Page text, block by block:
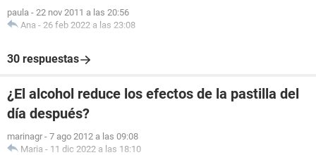
paula - 22 nov 2011 a las 20:56
Ana - 26 feb 2022 a las 23:08
30 respuestas
¿El alcohol reduce los efectos de la pastilla del
día después?
marinagr - 7 ago 2012 a las 09:08
Maria - 11 dic 2022 a las 18:10